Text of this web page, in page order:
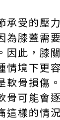
承受的壓
為膝蓋需
因此，膝
情境下更
軟骨損傷
骨可能會
這樣的情況